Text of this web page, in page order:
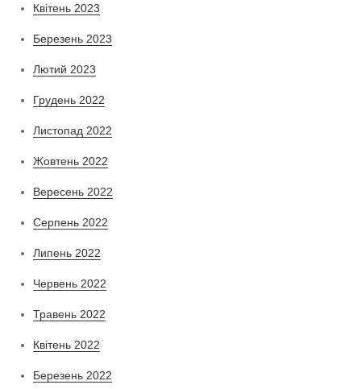
Квітень 2023
Березень 2023
Лютий 2023
Грудень 2022
Листопад 2022
Жовтень 2022
Вересень 2022
Серпень 2022
Липень 2022
Червень 2022
Травень 2022
Квітень 2022
Березень 2022